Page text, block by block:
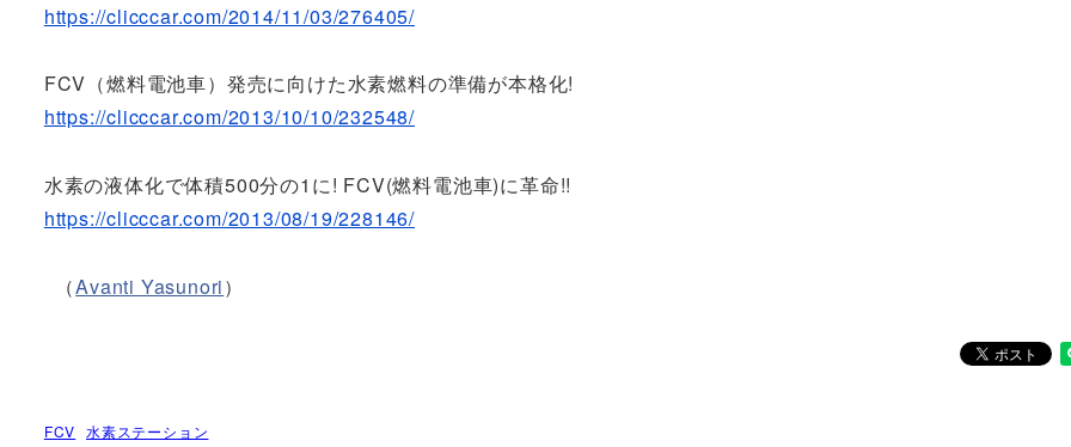
https://clicccar.com/2014/11/03/276405/
FCV（燃料電池車）発売に向けた水素燃料の準備が本格化!
https://clicccar.com/2013/10/10/232548/
水素の液体化で体積500分の1に! FCV(燃料電池車)に革命!!
https://clicccar.com/2013/08/19/228146/
（Avanti Yasunori）
FCV 水素ステーション